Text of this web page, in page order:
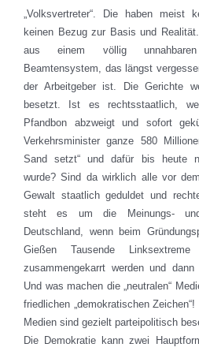
„Volksvertreter“. Die haben meist
keinen Bezug zur Basis und
aus einem völlig
Beamtensystem, das längst
der Arbeitgeber ist. Die Gerichte
besetzt. Ist es rechtsstaatlich,
Pfandbon abzweigt und sofort
Verkehrsminister ganze 580
Sand setzt“ und dafür bis heute
wurde? Sind da wirklich alle vor
Gewalt staatlich geduldet und
steht es um die Meinungs- und
Deutschland, wenn beim
Gießen Tausende
zusammengekarrt werden und
Und was machen die „neutralen“
friedlichen „demokratischen
Medien sind gezielt parteipolitisch
Die Demokratie kann zwei